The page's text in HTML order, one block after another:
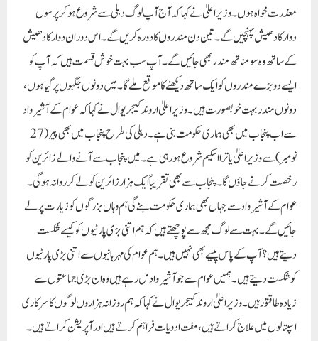
معذرت خواہ ہوں۔ وزیر اعلیٰ نے کہا کہ آج آپ لوگ دہلی سے شروع ہو کر پرسوں
دوارکادھیش پہنچیں گے۔ تین دن مندروں کا دورہ کریں گے۔ اس دوران دوارکادھیش
کے ساتھ وہ سومناتھ مندر بھی جائیں گے۔ آپ سب بہت خوش قسمت ہیں کہ آپ کو
ایسے دو بڑے مندروں کو ایک ساتھ دیکھنے کا موقع ملے گا۔ میں دونوں جگہوں پر گیا ہوں،
دونوں مندر بہت خوبصورت ہیں۔وزیر اعلیٰ اروند کیجریوال نے کہا کہ عوام کے آشیرواد
سے اب پنجاب میں بھی ہماری حکومت بنی ہے۔ دہلی کی طرح پنجاب میں بھی پیر (27
نومبر) سے وزیر اعلیٰ یاترا اسکیم شروع ہو رہی ہے۔ میں پنجاب سے آنے والے زائرین کو
رخصت کرنے جاؤں گا۔ پنجاب سے بھی تقریباً ایک ہزار زائرین کو لے کر روانہ ہوگی۔
عوام کے آشیرواد سے جہاں بھی ہماری حکومت بنے گی ہم وہاں بزرگوں کو زیارت پر لے
جائیں گے۔ بہت سے لوگ مجھ سے پوچھتے ہیں کہ ہم اتنی بڑی پارٹیوں کو کیسے شکست
دیتے ہیں؟آپ کے پاس پیسے بھی نہیں ہیں۔ ہم عوام کی مہربانیوں سے اتنی بڑی پارٹیوں
کو شکست دیتے ہیں۔ ہمیں عوام سے جو آشیرواد مل رہے ہیں وہ ان بڑی جماعتوں سے
زیادہ طاقتور ہیں۔وزیر اعلیٰ اروند کیجریوال نے کہا کہ ہم روزانہ ہزاروں لوگوں کا سرکاری
اسپتالوں میں علاج کراتے ہیں، مفت ادویات فراہم کرتے ہیں اور آپریشن کراتے ہیں۔